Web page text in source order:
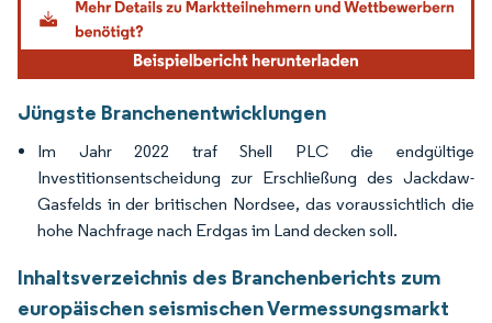
Jüngste Branchenentwicklungen
Im Jahr 2022 traf Shell PLC die endgültige
Investitionsentscheidung zur Erschließung des Jackdaw-
Gasfelds in der britischen Nordsee, das voraussichtlich die
hohe Nachfrage nach Erdgas im Land decken soll.
Inhaltsverzeichnis des Branchenberichts zum
europäischen seismischen Vermessungsmarkt